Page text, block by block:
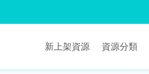
新上架資源 資源分類